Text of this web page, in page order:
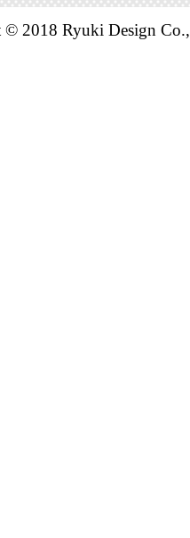
© 2018 Ryuki Design